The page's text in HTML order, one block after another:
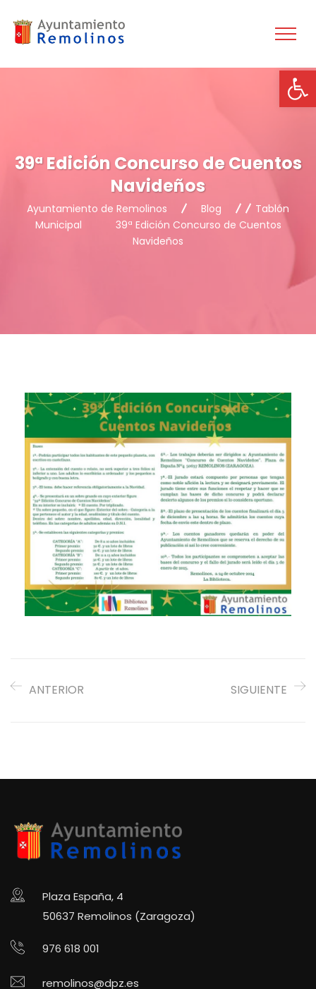
39ª Edición Concurso de Cuentos
Navideños
Ayuntamiento de Remolinos Blog
Tablón
Municipal
39ª Edición Concurso de Cuentos
Navideños
ANTERIOR SIGUIENTE
Plaza España, 4
50637 Remolinos (Zaragoza)
976 618 001
remolinos@dpz.es